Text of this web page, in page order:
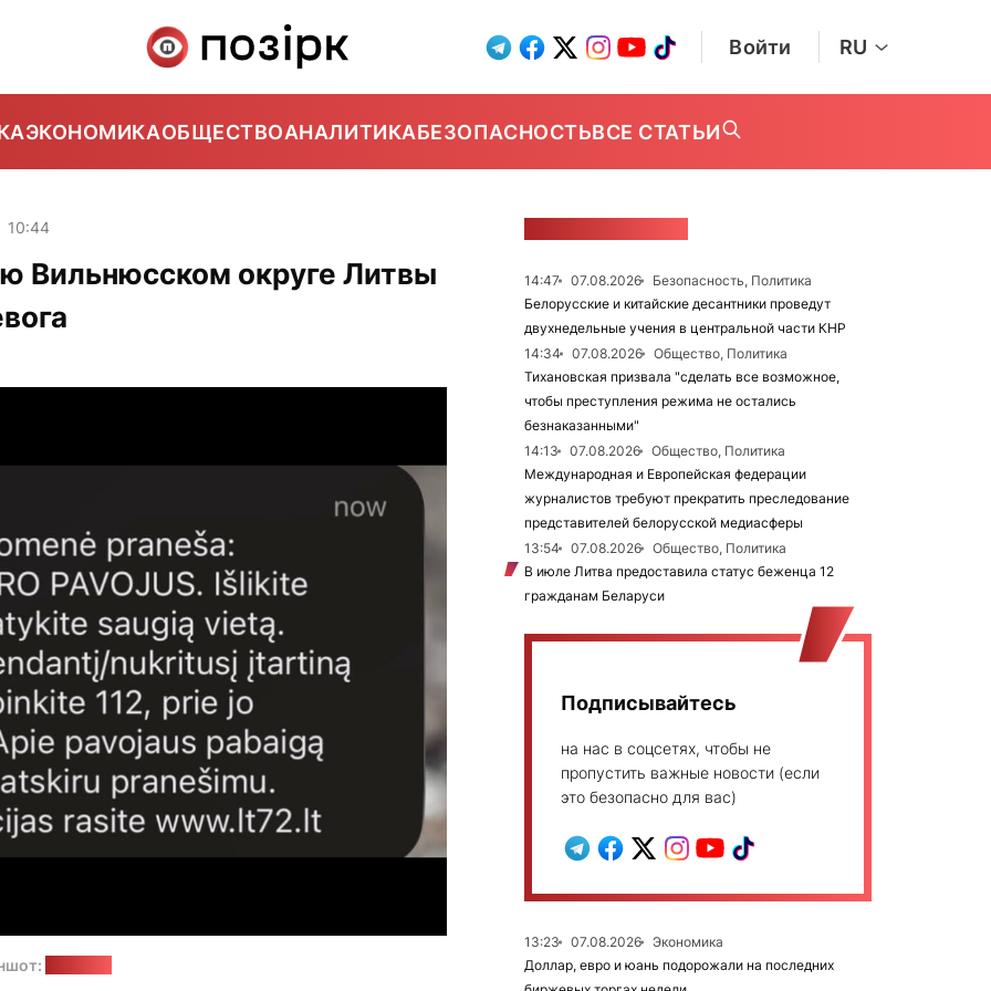
Войти RU
ЭКОНОМИКАОБЩЕСТВОАНАЛИТИКАБЕЗОПАСНОСТЬВСЕ СТАТЬИ
10:44
Вильнюсском округе Литвы
14:47 07.08.2026
Безопасность, Политика
Белорусские и китайские десантники проведут
двухнедельные учения в центральной части КНР
14:34
07.08.2026
Общество, Политика
Тихановская призвала "сделать все возможное,
чтобы преступления режима не остались
безнаказанными"
14:13
07.08.2026
Общество, Политика
Международная и Европейская федерации
журналистов требуют прекратить преследование
представителей белорусской медиасферы
13:54
07.08.2026
Общество, Политика
В июле Литва предоставила статус беженца 12
гражданам Беларуси
Подписывайтесь
на нас в соцсетях, чтобы не
пропустить важные новости (если
это безопасно для вас)
13:23 07.08.2026
Экономика
Доллар, евро и юань подорожали на последних